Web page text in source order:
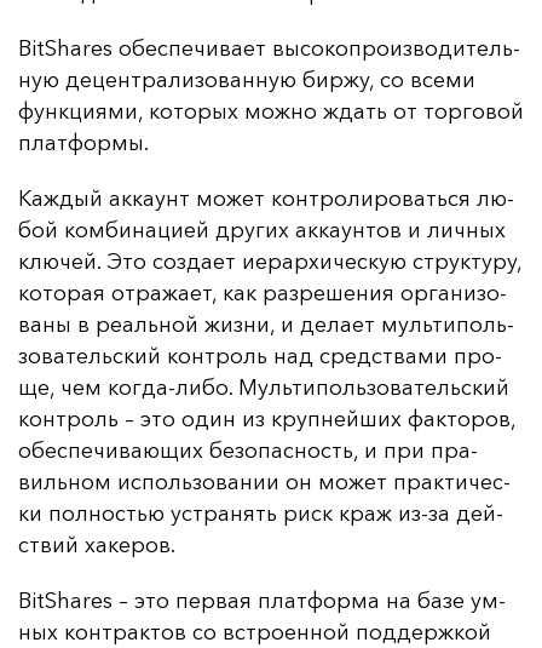
BitShares обес­пе­чи­ва­ет вы­со­коп­ро­из­во­ди­тель­
ную де­цен­тра­ли­зо­ван­ную бир­жу, со все­ми
фун­кци­ями, ко­то­рых мож­но ждать от тор­го­вой
плат­фор­мы.
Каж­дый ак­ка­унт мо­жет кон­тро­ли­ро­вать­ся лю­
бой ком­би­на­ци­ей дру­гих ак­ка­ун­тов и лич­ных
клю­чей. Это соз­да­ет и­ерар­хи­чес­кую струк­ту­ру,
ко­то­рая от­ра­жа­ет, как раз­ре­ше­ния ор­га­ни­зо­
ва­ны в ре­аль­ной жиз­ни, и де­ла­ет муль­ти­поль­
зо­ва­тель­ский кон­троль над средс­тва­ми про­
ще, чем ког­да-ли­бо. Муль­ти­поль­зо­ва­тель­ский
кон­троль – это один из круп­ней­ших фак­то­ров,
обес­пе­чи­ва­ющих бе­зо­пас­ность, и при пра­
виль­ном ис­поль­зо­ва­нии он мо­жет прак­ти­чес­
ки пол­ностью ус­тра­нять риск краж из-за дей­
ствий ха­ке­ров.
BitShares – это пер­вая плат­фор­ма на ба­зе ум­
ных кон­трак­тов со встро­ен­ной под­дер­жкой